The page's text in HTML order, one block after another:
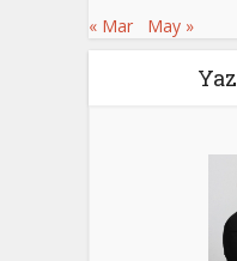
« Mar May »